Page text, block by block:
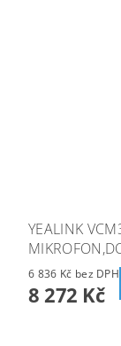
YEALINK
6 836 Kč bez DPH
8 272 Kč